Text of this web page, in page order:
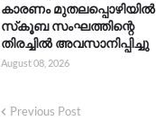
കാരണം മുതലപ്പൊഴിയിൽ
സ്‌കൂബ സംഘത്തിന്റെ
തിരച്ചിൽ അവസാനിപ്പിച്ചു
August 08, 2026
Previous Post